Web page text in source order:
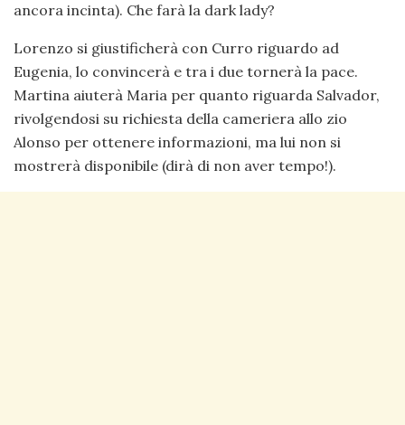
ancora incinta). Che farà la dark lady?
Lorenzo si giustificherà con Curro riguardo ad
Eugenia, lo convincerà e tra i due tornerà la pace.
Martina aiuterà Maria per quanto riguarda Salvador,
rivolgendosi su richiesta della cameriera allo zio
Alonso per ottenere informazioni, ma lui non si
mostrerà disponibile (dirà di non aver tempo!).